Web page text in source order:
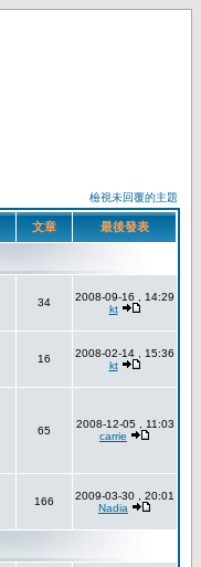
檢視未回覆的主題
文章 最後發表
34
2008-09-16 , 14:29
kt
16
2008-02-14 , 15:36
kt
65
2008-12-05 , 11:03
carrie
166
2009-03-30 , 20:01
Nadia